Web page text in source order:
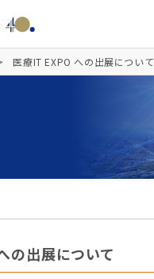
医療IT EXPO への出展について
出展について